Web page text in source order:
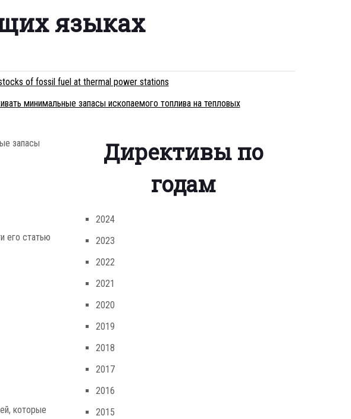
языках
of fossil fuel at thermal power stations
минимальные запасы ископаемого топлива на тепловых
запасы
его статью
которые
Директивы по
годам
2024
2023
2022
2021
2020
2019
2018
2017
2016
2015